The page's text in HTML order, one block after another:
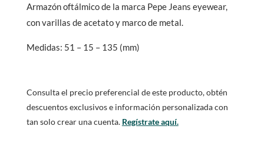
Armazón oftálmico de la marca Pepe Jeans eyewear,
con varillas de acetato y marco de metal.
Medidas: 51 – 15 – 135 (mm)
Consulta el precio preferencial de este producto, obtén
descuentos exclusivos e información personalizada con
tan solo crear una cuenta. Regístrate aquí.